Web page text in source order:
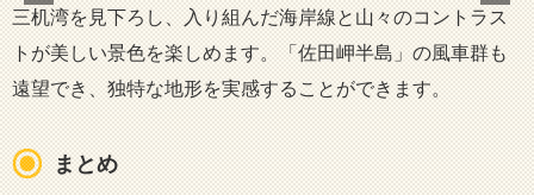
三机湾を見下ろし、入り組んだ海岸線と山々のコントラス
トが美しい景色を楽しめます。「佐田岬半島」の風車群も
遠望でき、独特な地形を実感することができます。
まとめ